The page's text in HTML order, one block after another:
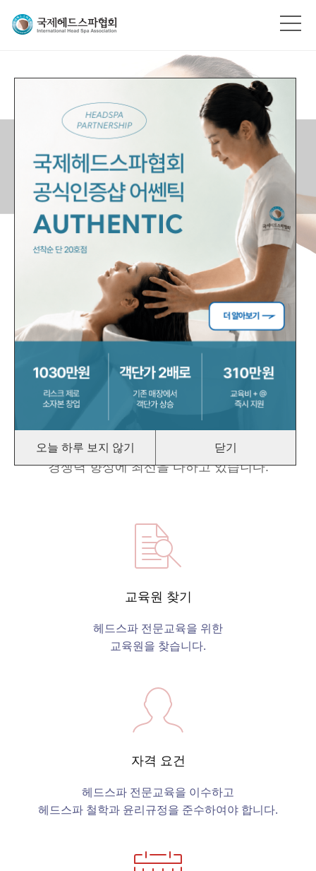
Welcome toHead Spa
국제헤드스파협회는 헤드스파와 관련된 정보를
수집해 제공하며,
헤드스파 코디네이터를 양성하여 국제 네트워크
조직을 활용해 해외진출을 도와
경쟁력 향상에 최선을 다하고 있습니다.
교육원 찾기
헤드스파 전문교육을 위한
교육원을 찾습니다.
자격 요건
헤드스파 전문교육을 이수하고
헤드스파 철학과 윤리규정을 준수하여야 합니다.
오늘 하루 보지 않기 닫기